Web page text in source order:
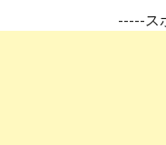
-----ス